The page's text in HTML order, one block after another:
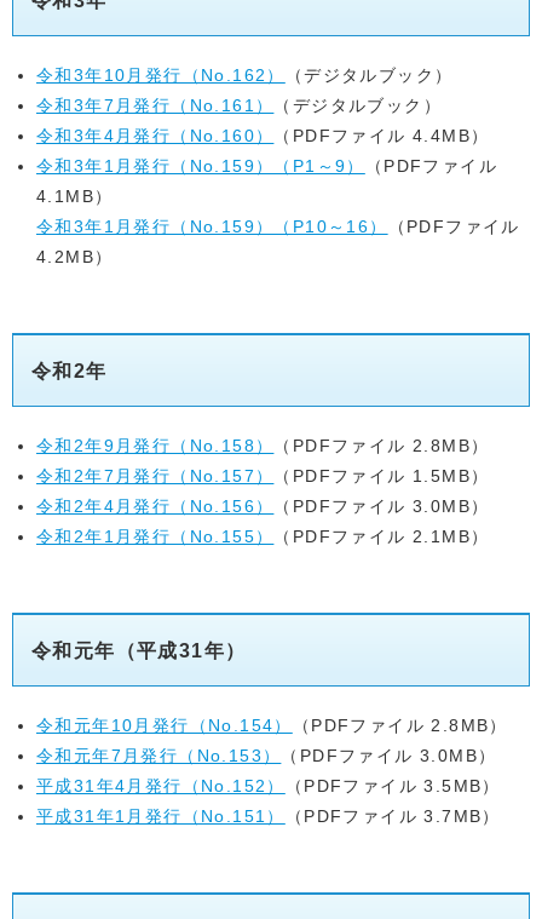
令和3年10月発行（No.162）
（デジタルブック）
令和3年7月発行（No.161）
（デジタルブック）
令和3年4月発行（No.160）
（PDFファイル 4.4MB）
令和3年1月発行（No.159）（P1～9）
（PDFファイル
4.1MB）
令和3年1月発行（No.159）（P10～16）
（PDFファイル
4.2MB）
令和2年
令和2年9月発行（No.158）
（PDFファイル 2.8MB）
令和2年7月発行（No.157）
（PDFファイル 1.5MB）
令和2年4月発行（No.156）
（PDFファイル 3.0MB）
令和2年1月発行（No.155）
（PDFファイル 2.1MB）
令和元年（平成31年）
令和元年10月発行（No.154）
（PDFファイル 2.8MB）
令和元年7月発行（No.153）
（PDFファイル 3.0MB）
平成31年4月発行（No.152）
（PDFファイル 3.5MB）
平成31年1月発行（No.151）
（PDFファイル 3.7MB）